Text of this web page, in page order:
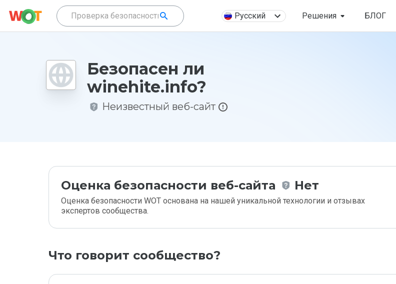
Русский Решения БЛОГ
Безопасен ли
winehite.info?
Неизвестный веб-сайт
Оценка безопасности веб-сайта Нет
Оценка безопасности WOT основана на нашей уникальной технологии и отзывах
экспертов сообщества.
Что говорит сообщество?